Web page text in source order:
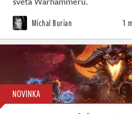
Michal Burian 1
NOVINKA